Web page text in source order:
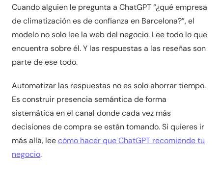
Cuando alguien le pregunta a ChatGPT “¿qué empresa
de climatización es de confianza en Barcelona?”, el
modelo no solo lee la web del negocio. Lee todo lo que
encuentra sobre él. Y las respuestas a las reseñas son
parte de ese todo.
Automatizar las respuestas no es solo ahorrar tiempo.
Es construir presencia semántica de forma
sistemática en el canal donde cada vez más
decisiones de compra se están tomando. Si quieres ir
más allá, leecómo hacer que ChatGPT recomiende tu
negocio.